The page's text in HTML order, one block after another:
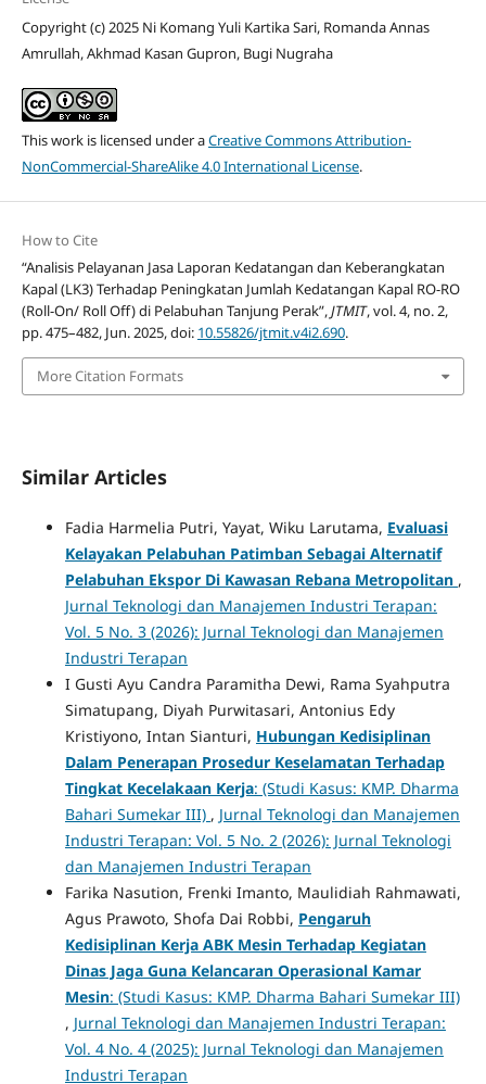
Copyright (c) 2025 Ni Komang Yuli Kartika Sari, Romanda Annas
Amrullah, Akhmad Kasan Gupron, Bugi Nugraha
This work is licensed under aCreative Commons Attribution-
NonCommercial-ShareAlike 4.0 International License.
How to Cite
“Analisis Pelayanan Jasa Laporan Kedatangan dan Keberangkatan
Kapal (LK3) Terhadap Peningkatan Jumlah Kedatangan Kapal RO-RO
(Roll-On/ Roll Off) di Pelabuhan Tanjung Perak”,JTMIT, vol. 4, no. 2,
pp. 475–482, Jun. 2025, doi: 10.55826/jtmit.v4i2.690.
More Citation Formats
Similar Articles
Fadia Harmelia Putri, Yayat, Wiku Larutama, Evaluasi
Kelayakan Pelabuhan Patimban Sebagai Alternatif
Pelabuhan Ekspor Di Kawasan Rebana Metropolitan ,
Jurnal Teknologi dan Manajemen Industri Terapan:
Vol. 5 No. 3 (2026): Jurnal Teknologi dan Manajemen
Industri Terapan
I Gusti Ayu Candra Paramitha Dewi, Rama Syahputra
Simatupang, Diyah Purwitasari, Antonius Edy
Kristiyono, Intan Sianturi, Hubungan Kedisiplinan
Dalam Penerapan Prosedur Keselamatan Terhadap
Tingkat Kecelakaan Kerja: (Studi Kasus: KMP. Dharma
Bahari Sumekar III) , Jurnal Teknologi dan Manajemen
Industri Terapan: Vol. 5 No. 2 (2026): Jurnal Teknologi
dan Manajemen Industri Terapan
Farika Nasution, Frenki Imanto, Maulidiah Rahmawati,
Agus Prawoto, Shofa Dai Robbi, Pengaruh
Kedisiplinan Kerja ABK Mesin Terhadap Kegiatan
Dinas Jaga Guna Kelancaran Operasional Kamar
Mesin: (Studi Kasus: KMP. Dharma Bahari Sumekar III)
, Jurnal Teknologi dan Manajemen Industri Terapan:
Vol. 4 No. 4 (2025): Jurnal Teknologi dan Manajemen
Industri Terapan